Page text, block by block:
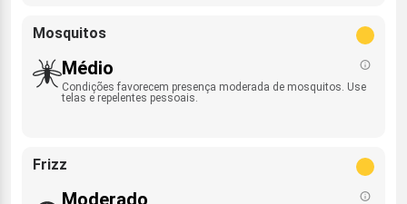
Mosquitos
Médio
Condições favorecem presença moderada de mosquitos. Use
telas e repelentes pessoais.
Frizz